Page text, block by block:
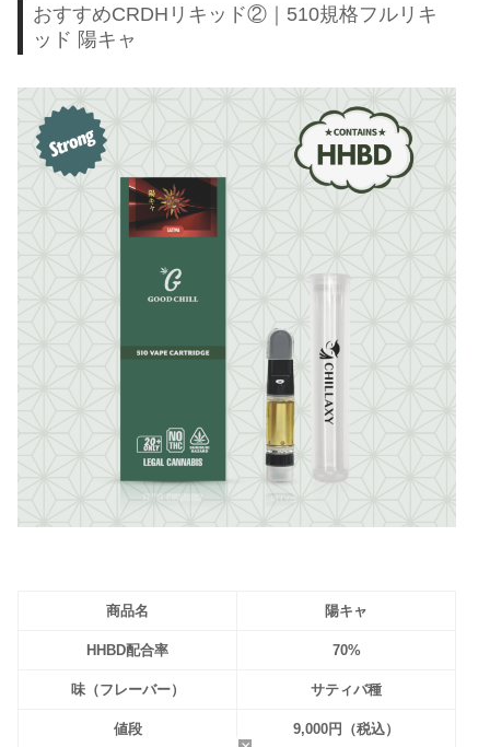
おすすめCRDHリキッド②｜510規格フルリキ
ッド 陽キャ
商品名 陽キャ
HHBD配合率 70%
味（フレーバー） サティバ種
値段 9,000円（税込）